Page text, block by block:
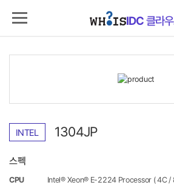
IDC클라
INTEL 1304JP
스펙
CPU
Intel® Xeon® E-2224 Processor ( 4C /